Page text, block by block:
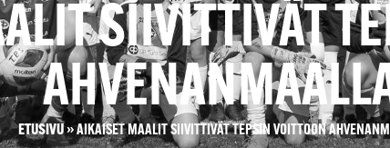
SIIVITTIVÄT
ETUSIVU»AIKAISET MAALIT SIIVITTIVÄT TEPSIN VOITTOON